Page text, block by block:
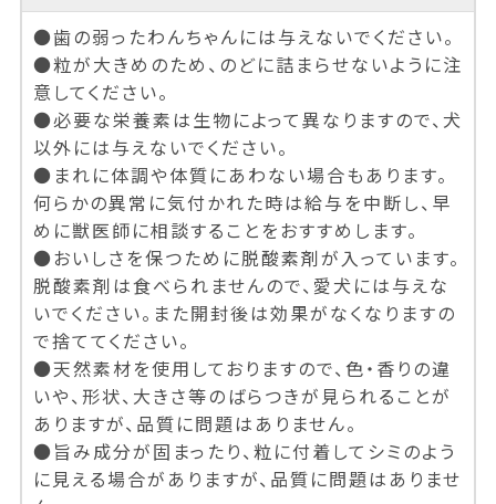
●歯の弱ったわんちゃんには与えないでください。
●粒が大きめのため、のどに詰まらせないように注
意してください。
●必要な栄養素は生物によって異なりますので、犬
以外には与えないでください。
●まれに体調や体質にあわない場合もあります。
何らかの異常に気付かれた時は給与を中断し、早
めに獣医師に相談することをおすすめします。
●おいしさを保つために脱酸素剤が入っています。
脱酸素剤は食べられませんので、愛犬には与えな
いでください。また開封後は効果がなくなりますの
で捨ててください。
●天然素材を使用しておりますので、色・香りの違
いや、形状、大きさ等のばらつきが見られることが
ありますが、品質に問題はありません。
●旨み成分が固まったり、粒に付着してシミのよう
に見える場合がありますが、品質に問題はありませ